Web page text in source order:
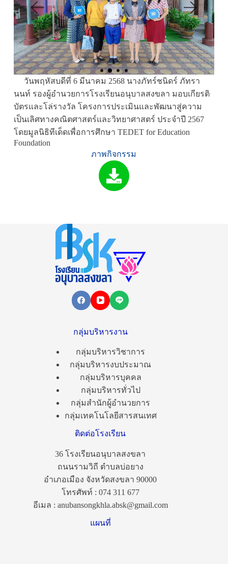
วันพฤหัสบดีที่ 6 มีนาคม 2568 นางภัทร์ชนิดร์ ภัทรา
นนท์ รองผู้อำนวยการโรงเรียนอนุบาลสงขลา มอบเกียรติ
บัตรและโล่รางวัล โครงการประเมินและพัฒนาสู่ความ
เป็นเลิศทางคณิตศาสตร์และวิทยาศาสตร์ ประจำปี 2567
โดยมูลนิธิทีเด็ดเพื่อการศึกษา TEDET for Education
Foundation
ภาพกิจกรรม
กลุ่มบริหารงาน
กลุ่มบริหารวิชาการ
กลุ่มบริหารงบประมาณ
กลุ่มบริหารบุคคล
กลุ่มบริหารทั่วไป
กลุ่มสำนักผู้อำนวยการ
กลุ่มเทคโนโลยีสารสนเทศ
ติดต่อโรงเรียน
36 โรงเรียนอนุบาลสงขลา
ถนนรามวิถี ตำบลบ่อยาง
อำเภอเมือง จังหวัดสงขลา 90000
โทรศัพท์ : 074 311 677
อีเมล : anubansongkhla.absk@gmail.com
แผนที่